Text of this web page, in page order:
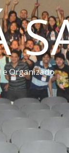
e Organizado